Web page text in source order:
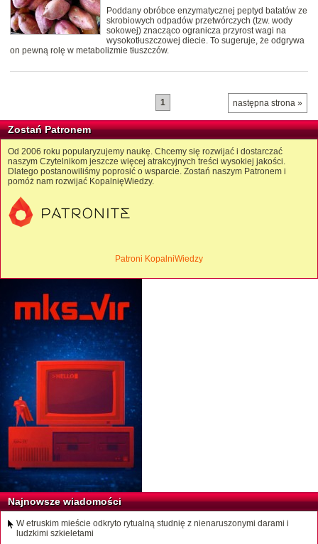
Poddany obróbce enzymatycznej peptyd batatów ze
skrobiowych odpadów przetwórczych (tzw. wody
sokowej) znacząco ogranicza przyrost wagi na
wysokotłuszczowej diecie. To sugeruje, że odgrywa
on pewną rolę w metabolizmie tłuszczów.
następna strona »
1
Zostań Patronem
Od 2006 roku popularyzujemy naukę. Chcemy się rozwijać i dostarczać
naszym Czytelnikom jeszcze więcej atrakcyjnych treści wysokiej jakości.
Dlatego postanowiliśmy poprosić o wsparcie. Zostań naszym Patronem i
pomóż nam rozwijać KopalnięWiedzy.
Patroni KopalniWiedzy
Najnowsze wiadomości
W etruskim mieście odkryto rytualną studnię z nienaruszonymi darami i
ludzkimi szkieletami